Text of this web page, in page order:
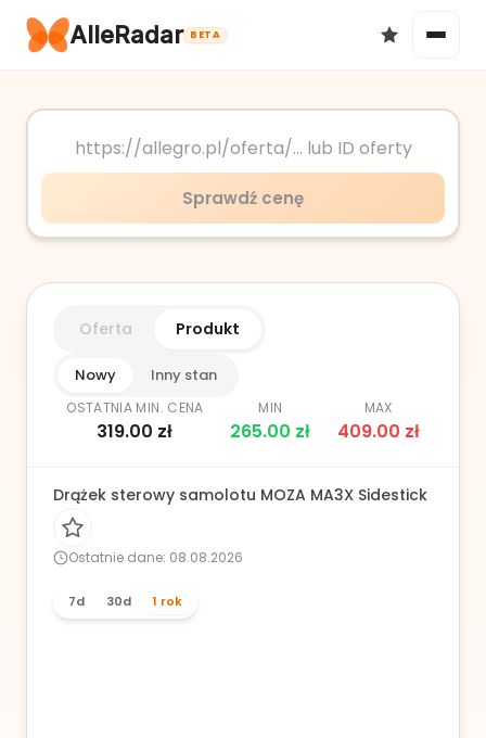
AlleRadar BETA
Okazje
Sprawdź cenę
Oferta Produkt
Nowy Inny stan
OSTATNIA MIN. CENA
319.00 zł
MIN
265.00 zł
MAX
409.00 zł
Drążek sterowy samolotu MOZA MA3X Sidestick PC
Ostatnie dane: 08.08.2026
7d 30d 1 rok